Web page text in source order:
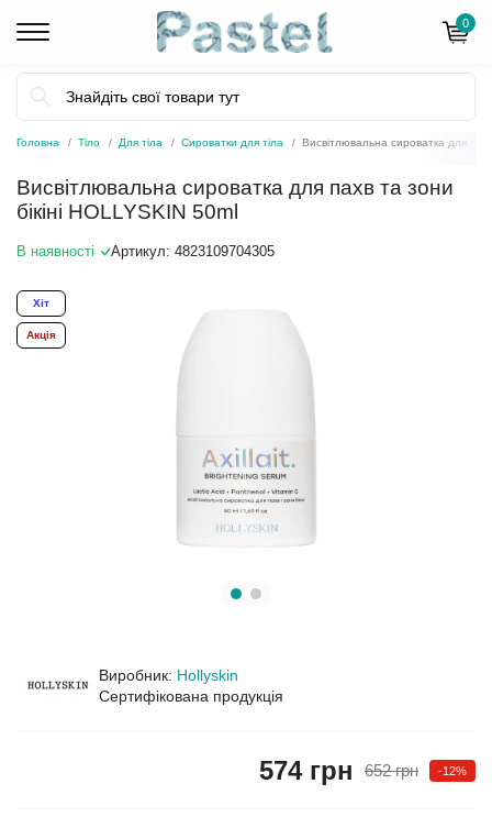
0
Головна Тіло Для тіла Сироватки для тіла Висвітлювальна сироватка для
Висвітлювальна сироватка для пахв та зони
бікіні HOLLYSKIN 50ml
В наявності Артикул: 4823109704305
Хіт
Акція
Виробник: Hollyskin
Сертифікована продукція
652 грн -12%
574 грн